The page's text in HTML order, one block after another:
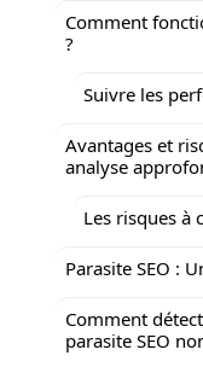
Comment
?
Suivre les
Avantages et
analyse
Les risques à
Parasite SEO :
Comment
parasite SEO